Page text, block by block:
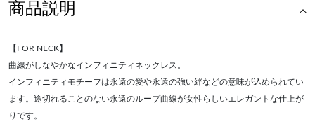
商品説明
【FOR NECK】
曲線がしなやかなインフィニティネックレス。
インフィニティモチーフは永遠の愛や永遠の強い絆などの意味が込められてい
ます。途切れることのない永遠のループ曲線が女性らしいエレガントな仕上が
りです。